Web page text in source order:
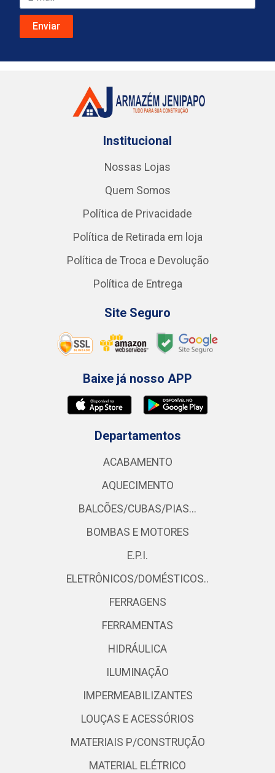
Institucional
Nossas Lojas
Quem Somos
Política de Privacidade
Política de Retirada em loja
Política de Troca e Devolução
Política de Entrega
Site Seguro
Baixe já nosso APP
Departamentos
ACABAMENTO
AQUECIMENTO
BALCÕES/CUBAS/PIAS...
BOMBAS E MOTORES
E.P.I.
ELETRÔNICOS/DOMÉSTICOS..
FERRAGENS
FERRAMENTAS
HIDRÁULICA
ILUMINAÇÃO
IMPERMEABILIZANTES
LOUÇAS E ACESSÓRIOS
MATERIAIS P/CONSTRUÇÃO
MATERIAL ELÉTRICO